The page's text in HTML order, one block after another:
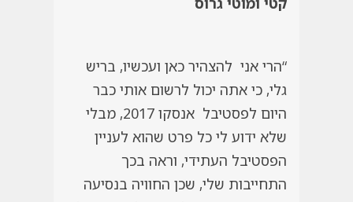
“הרי אני להצהיר כאן ועכשיו, בריש
גלי, כי אתה יכול לרשום אותי כבר
היום לפסטיבל אנסקו 2017, מבלי
שלא ידוע לי כל פרט שהוא לעניין
הפסטיבל העתידי, וראה בכך
התחייבות שלי, שכן החוויה בנסיעה